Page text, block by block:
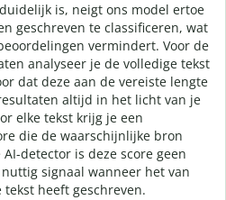
is, neigt ons model ertoe
geschreven te classificeren, wat
vermindert. Voor de
analyseer je de volledige tekst
dat deze aan de vereiste lengte
altijd in het licht van je
elke tekst krijg je een
die de waarschijnlijke bron
detector is deze score geen
signaal wanneer het van
tekst heeft geschreven.